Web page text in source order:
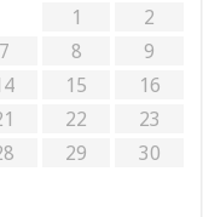
1
2
7 8
9
15
16
22
23
29
30